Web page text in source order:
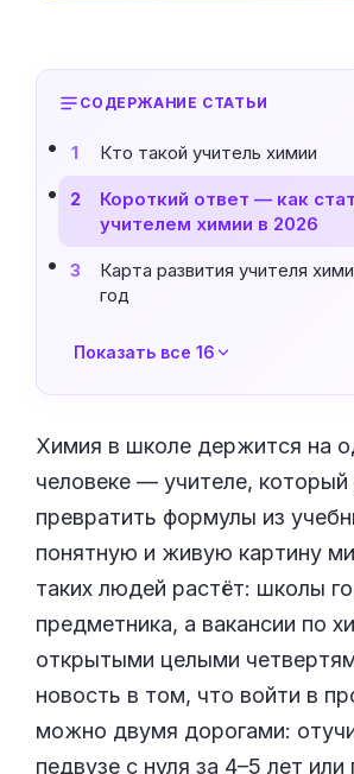
СОДЕРЖАНИЕ СТАТЬИ
1 Кто такой учитель химии
2
Короткий ответ — как
учителем химии в 2026
3
Карта развития учителя
год
Показать все 16
Химия в школе держится на
человеке — учителе, который
превратить формулы из
понятную и живую картину
таких людей растёт: школы
предметника, а вакансии по
открытыми целыми
новость в том, что войти в
можно двумя дорогами:
педвузе с нуля за 4–5 лет или